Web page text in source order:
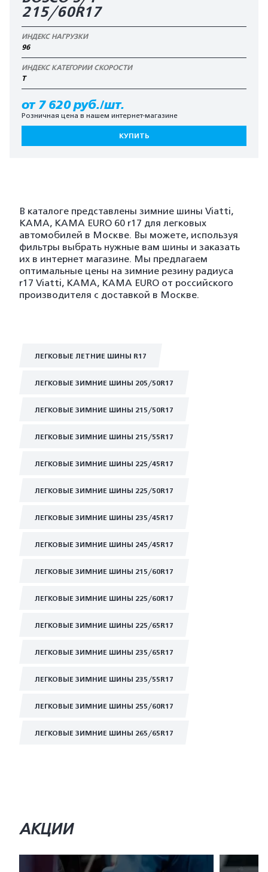
215/60R17
ИНДЕКС НАГРУЗКИ
96
ИНДЕКС КАТЕГОРИИ СКОРОСТИ
T
от 7 620 руб./шт.
Розничная цена в нашем интернет-магазине
КУПИТЬ
В каталоге представлены зимние шины Viatti,
KAMA, KAMA EURO 60 r17 для легковых
автомобилей в Москве. Вы можете, используя
фильтры выбрать нужные вам шины и заказать
их в интернет магазине. Мы предлагаем
оптимальные цены на зимние резину радиуса
r17 Viatti, KAMA, KAMA EURO от российского
производителя с доставкой в Москве.
ЛЕГКОВЫЕ ЛЕТНИЕ ШИНЫ R17
ЛЕГКОВЫЕ ЗИМНИЕ ШИНЫ 205/50R17
ЛЕГКОВЫЕ ЗИМНИЕ ШИНЫ 215/50R17
ЛЕГКОВЫЕ ЗИМНИЕ ШИНЫ 215/55R17
ЛЕГКОВЫЕ ЗИМНИЕ ШИНЫ 225/45R17
ЛЕГКОВЫЕ ЗИМНИЕ ШИНЫ 225/50R17
ЛЕГКОВЫЕ ЗИМНИЕ ШИНЫ 235/45R17
ЛЕГКОВЫЕ ЗИМНИЕ ШИНЫ 245/45R17
ЛЕГКОВЫЕ ЗИМНИЕ ШИНЫ 215/60R17
ЛЕГКОВЫЕ ЗИМНИЕ ШИНЫ 225/60R17
ЛЕГКОВЫЕ ЗИМНИЕ ШИНЫ 225/65R17
ЛЕГКОВЫЕ ЗИМНИЕ ШИНЫ 235/65R17
ЛЕГКОВЫЕ ЗИМНИЕ ШИНЫ 235/55R17
ЛЕГКОВЫЕ ЗИМНИЕ ШИНЫ 255/60R17
ЛЕГКОВЫЕ ЗИМНИЕ ШИНЫ 265/65R17
АКЦИИ